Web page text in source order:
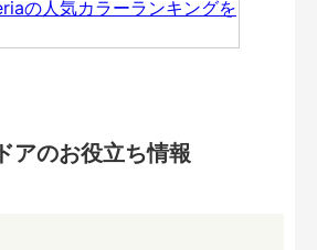
アのお役立ち情報